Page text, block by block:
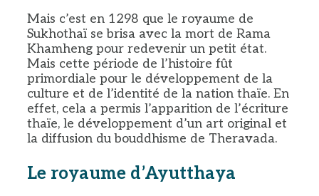
Mais c’est en 1298 que le royaume de
Sukhothaï se brisa avec la mort de Rama
Khamheng pour redevenir un petit état.
Mais cette période de l’histoire fût
primordiale pour le développement de la
culture et de l’identité de la nation thaïe. En
effet, cela a permis l’apparition de l’écriture
thaïe, le développement d’un art original et
la diffusion du bouddhisme de Theravada.
Le royaume d’Ayutthaya